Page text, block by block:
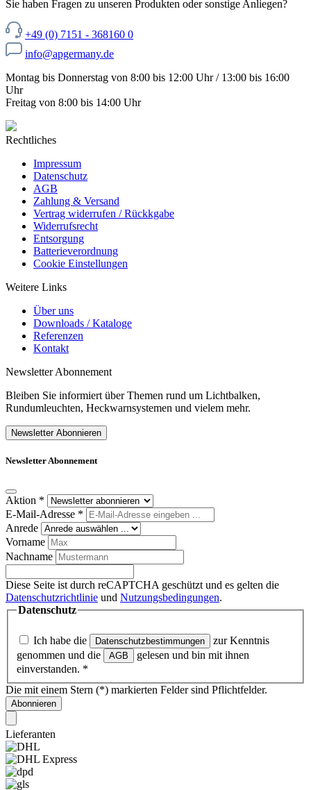
Sie haben Fragen zu unseren Produkten oder sonstige Anliegen?
+49 (0) 7151 - 368160 0
info@apgermany.de
Montag bis Donnerstag von 8:00 bis 12:00 Uhr / 13:00 bis 16:00
Uhr
Freitag von 8:00 bis 14:00 Uhr
Rechtliches
Impressum
Datenschutz
AGB
Zahlung & Versand
Vertrag widerrufen / Rückkgabe
Widerrufsrecht
Entsorgung
Batterieverordnung
Cookie Einstellungen
Weitere Links
Über uns
Downloads / Kataloge
Referenzen
Kontakt
Newsletter Abonnement
Bleiben Sie informiert über Themen rund um Lichtbalken,
Rundumleuchten, Heckwarnsystemen und vielem mehr.
Newsletter Abonnieren
Newsletter Abonnement
Aktion *
E-Mail-Adresse *
Anrede
Vorname
Nachname
Diese Seite ist durch reCAPTCHA geschützt und es gelten die
Datenschutzrichtlinie und Nutzungsbedingungen.
Datenschutz
Ich habe die Datenschutzbestimmungen
zur Kenntnis
genommen und die
AGB
gelesen und bin mit ihnen
einverstanden. *
Die mit einem Stern (*) markierten Felder sind Pflichtfelder.
Abonnieren
Lieferanten